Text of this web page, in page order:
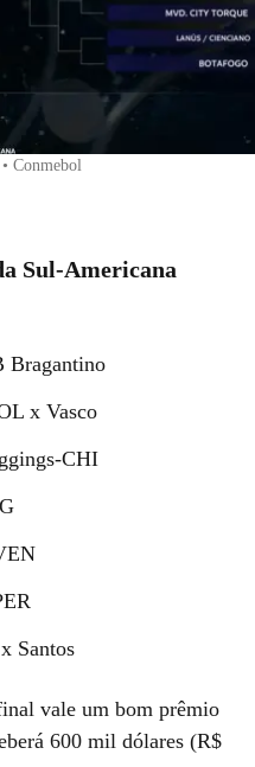
Conmebol
Sul-Americana
Bragantino
x Vasco
CHI
Santos
vale um bom prêmio
600 mil dólares (R$